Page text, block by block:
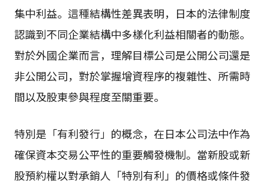
集中利益。這種結構性差異表明，日本的法律制度
認識到不同企業結構中多樣化利益相關者的動態。
對於外國企業而言，理解目標公司是公開公司還是
非公開公司，對於掌握增資程序的複雜性、所需時
間以及股東參與程度至關重要。
特別是「有利發行」的概念，在日本公司法中作為
確保資本交易公平性的重要觸發機制。當新股或新
股預約權以對承銷人「特別有利」的價格或條件發